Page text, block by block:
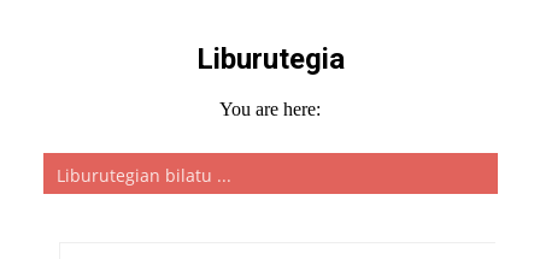
Liburutegia
You are here: